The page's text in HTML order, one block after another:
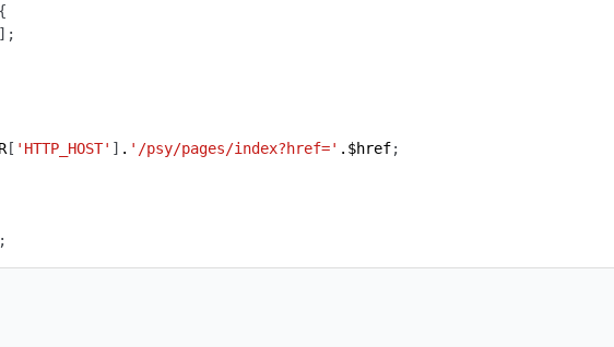
[ 'HTTP_HOST' ] . '/psy/pages/index?href=' . $href